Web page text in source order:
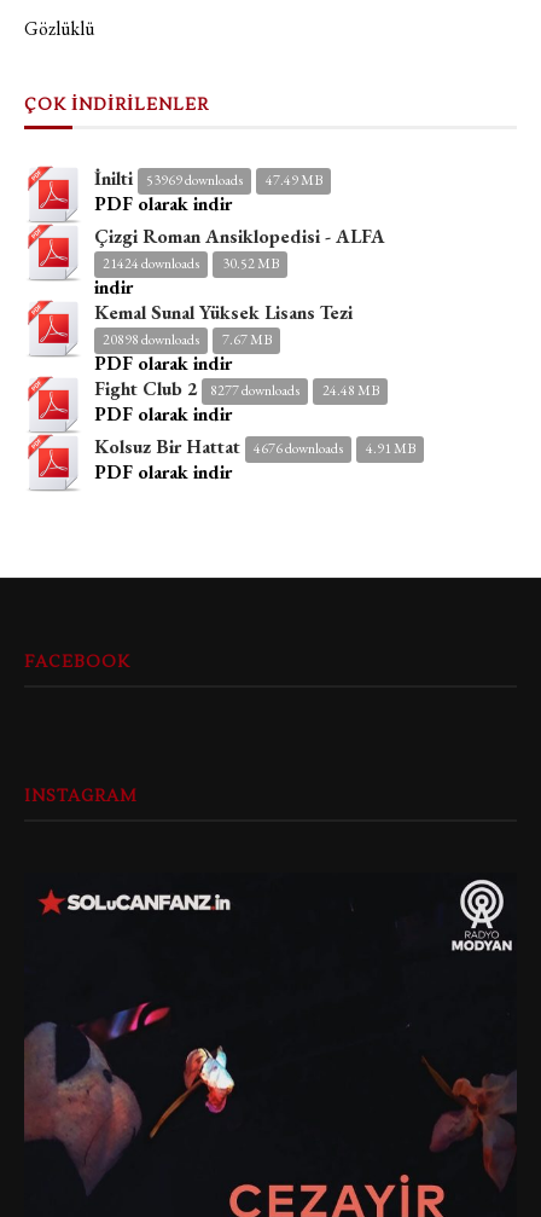
Gözlüklü
ÇOK İNDİRİLENLER
İnilti 53969 downloads 47.49 MB
PDF olarak indir
Çizgi Roman Ansiklopedisi - ALFA
21424 downloads 30.52 MB
indir
Kemal Sunal Yüksek Lisans Tezi
20898 downloads 7.67 MB
PDF olarak indir
Fight Club 2
8277 downloads 24.48 MB
PDF olarak indir
Kolsuz Bir Hattat
4676 downloads 4.91 MB
PDF olarak indir
FACEBOOK
INSTAGRAM